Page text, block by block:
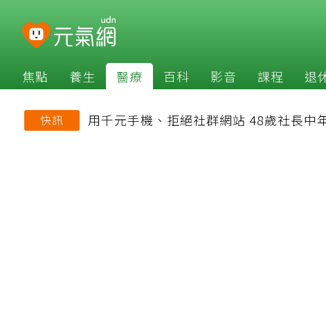
焦點 養生 醫療 百科 影音 課程 退
快訊 用千元手機、拒絕社群網站 48歲社長中